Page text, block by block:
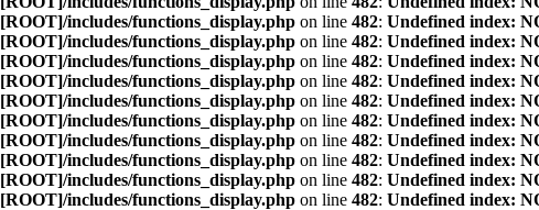
[ROOT]/includes/functions_display.php on line 482: Undefined index:
[ROOT]/includes/functions_display.php on line 482: Undefined index:
[ROOT]/includes/functions_display.php on line 482: Undefined index:
[ROOT]/includes/functions_display.php on line 482: Undefined index:
[ROOT]/includes/functions_display.php on line 482: Undefined index:
[ROOT]/includes/functions_display.php on line 482: Undefined index:
[ROOT]/includes/functions_display.php on line 482: Undefined index:
[ROOT]/includes/functions_display.php on line 482: Undefined index:
[ROOT]/includes/functions_display.php on line 482: Undefined index:
[ROOT]/includes/functions_display.php on line 482: Undefined index: